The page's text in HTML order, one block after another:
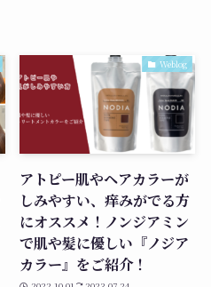
Weblog
アトピー肌やヘアカラーが
しみやすい、痒みがでる方
にオススメ！ノンジアミン
で肌や髪に優しい『ノジア
カラー』をご紹介！